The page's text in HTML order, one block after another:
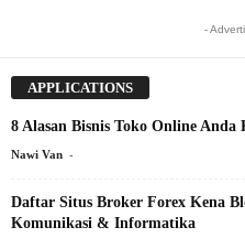
-
APPLICATIONS
8 Alasan Bisnis Toko Online
Nawi Van -
Daftar Situs Broker Forex Kena
Komunikasi & Informatika